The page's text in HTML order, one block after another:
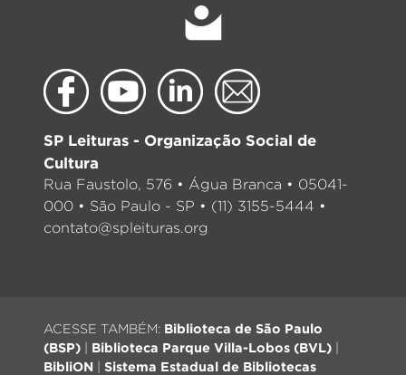
SP Leituras - Organização Social de
Cultura
Rua Faustolo, 576 • Água Branca • 05041-
000 • São Paulo - SP • (11) 3155-5444 •
contato@spleituras.org
ACESSE TAMBÉM: Biblioteca de São Paulo
(BSP)
Biblioteca Parque Villa-Lobos (BVL)
BibliON
Sistema Estadual de Bibliotecas